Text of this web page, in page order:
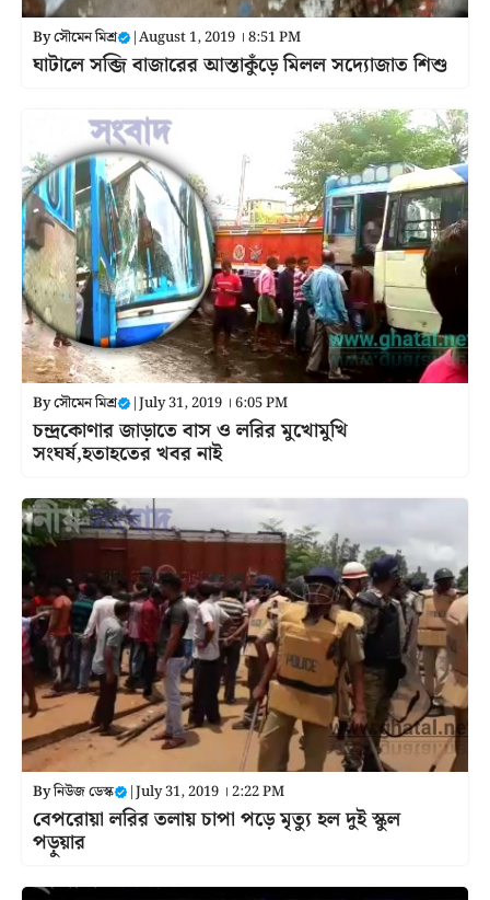
Byসৌমেন মিশ্র |August 1, 2019 । 8:51 PM
ঘাটালে সব্জি বাজারের আস্তাকুঁড়ে মিলল সদ্যোজাত শিশু
Byসৌমেন মিশ্র |July 31, 2019 । 6:05 PM
চন্দ্রকোণার জাড়াতে বাস ও লরির মুখোমুখি
সংঘর্ষ,হতাহতের খবর নাই
Byনিউজ ডেস্ক |July 31, 2019 । 2:22 PM
বেপরোয়া লরির তলায় চাপা পড়ে মৃত্যু হল দুই স্কুল
পড়ুয়ার